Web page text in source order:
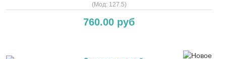
(Мод: 127.5)
760.00 руб